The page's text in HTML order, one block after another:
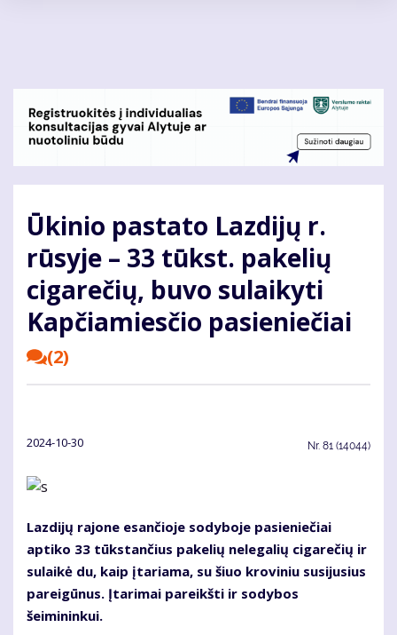
Ūkinio pastato Lazdijų r.
rūsyje – 33 tūkst. pakelių
cigarečių, buvo sulaikyti
Kapčiamiesčio pasieniečiai
(2)
2024-10-30 Nr. 81 (14044)
Lazdijų rajone esančioje sodyboje pasieniečiai
aptiko 33 tūkstančius pakelių nelegalių cigarečių ir
sulaikė du, kaip įtariama, su šiuo kroviniu susijusius
pareigūnus. Įtarimai pareikšti ir sodybos
šeimininkui.